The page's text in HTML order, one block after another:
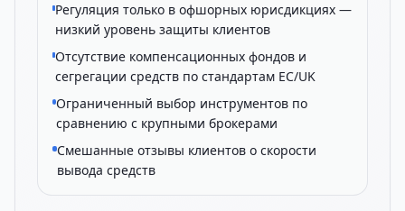
Регуляция только в офшорных юрисдикциях —
низкий уровень защиты клиентов
Отсутствие компенсационных фондов и
сегрегации средств по стандартам ЕС/UK
Ограниченный выбор инструментов по
сравнению с крупными брокерами
Смешанные отзывы клиентов о скорости
вывода средств